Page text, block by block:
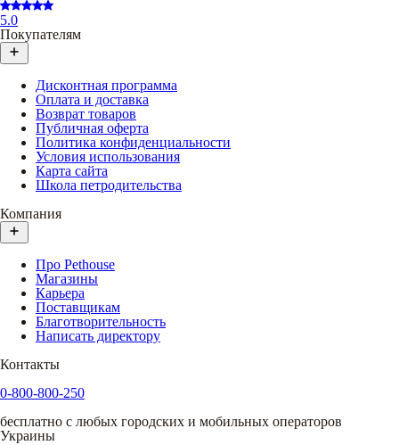
5.0
Покупателям
Дисконтная программа
Оплата и доставка
Возврат товаров
Публичная оферта
Политика конфиденциальности
Условия использования
Карта сайта
Школа петродительства
Компания
Про Pethouse
Магазины
Карьера
Поставщикам
Благотворительность
Написать директору
Контакты
0-800-800-250
бесплатно с любых городских и мобильных операторов
Украины